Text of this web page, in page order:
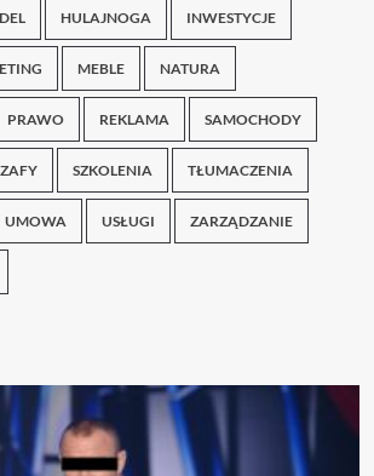
HULAJNOGA INWESTYCJE
MEBLE NATURA
PRAWO REKLAMA SAMOCHODY
SZKOLENIA TŁUMACZENIA
UMOWA USŁUGI ZARZĄDZANIE